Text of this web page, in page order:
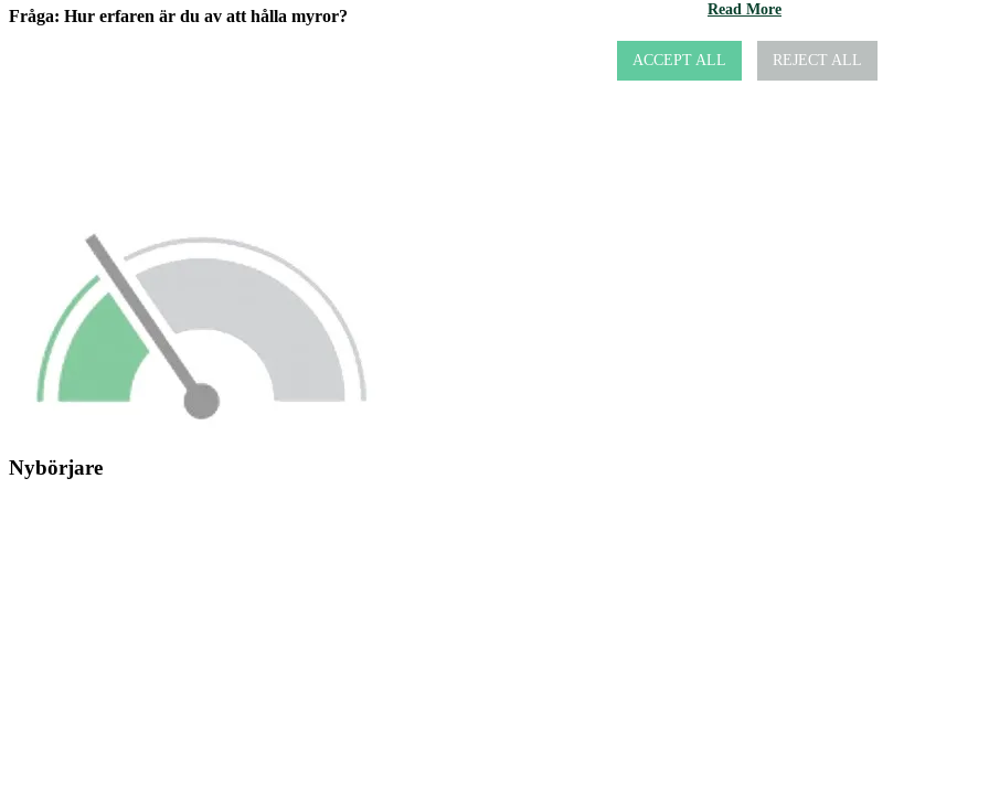
Fråga: Hur erfaren är du av att hålla myror?
Nybörjare
Read More
ACCEPT ALL REJECT ALL